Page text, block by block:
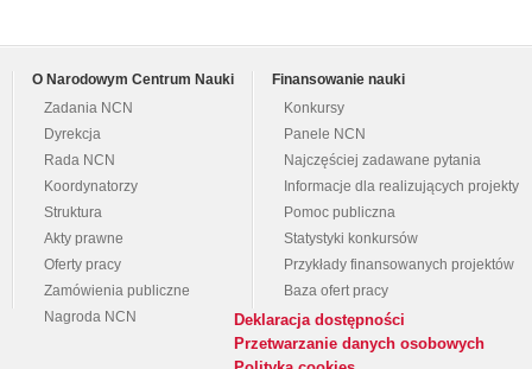
O Narodowym Centrum Nauki
Zadania NCN
Dyrekcja
Rada NCN
Koordynatorzy
Struktura
Akty prawne
Oferty pracy
Zamówienia publiczne
Nagroda NCN
Finansowanie nauki
Konkursy
Panele NCN
Najczęściej zadawane pytania
Informacje dla realizujących projekty
Pomoc publiczna
Statystyki konkursów
Przykłady finansowanych projektów
Baza ofert pracy
Deklaracja dostępności
Przetwarzanie danych osobowych